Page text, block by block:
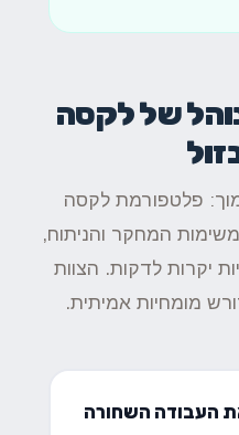
של לקסה
פלטפורמת לקסה
המחקר והניתוח,
יקרות לדקות. הצוות
מומחיות אמיתית.
העבודה השחורה